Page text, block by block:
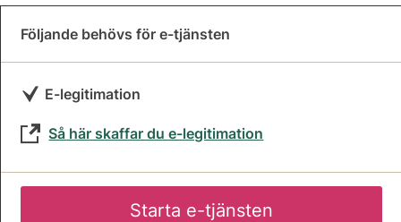
Följande behövs för e-tjänsten
E-legitimation
Så här skaffar du e-legitimation
Starta e-tjänsten